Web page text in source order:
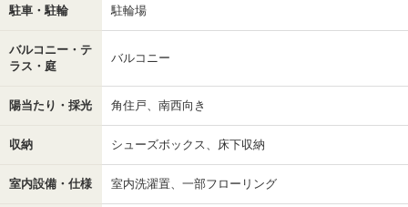
駐車・駐輪 駐輪場
バルコニー・テ
ラス・庭
バルコニー
陽当たり・採光 角住戸、南西向き
収納 シューズボックス、床下収納
室内設備・仕様 室内洗濯置、一部フローリング